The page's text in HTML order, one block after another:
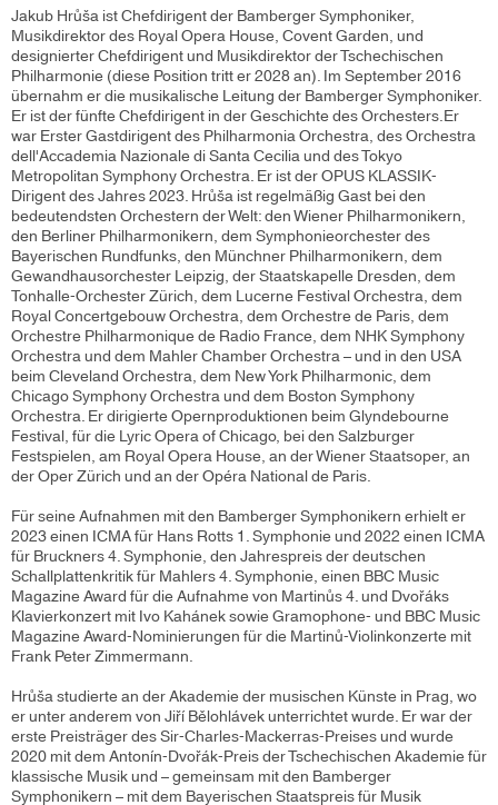
Jakub Hrůša ist Chefdirigent der Bamberger Symphoniker,
Musikdirektor des Royal Opera House, Covent Garden, und
designierter Chefdirigent und Musikdirektor der Tschechischen
Philharmonie (diese Position tritt er 2028 an). Im September 2016
übernahm er die musikalische Leitung der Bamberger Symphoniker.
Er ist der fünfte Chefdirigent in der Geschichte des Orchesters.Er
war Erster Gastdirigent des Philharmonia Orchestra, des Orchestra
dell'Accademia Nazionale di Santa Cecilia und des Tokyo
Metropolitan Symphony Orchestra. Er ist der OPUS KLASSIK-
Dirigent des Jahres 2023. Hrůša ist regelmäßig Gast bei den
bedeutendsten Orchestern der Welt: den Wiener Philharmonikern,
den Berliner Philharmonikern, dem Symphonieorchester des
Bayerischen Rundfunks, den Münchner Philharmonikern, dem
Gewandhausorchester Leipzig, der Staatskapelle Dresden, dem
Tonhalle-Orchester Zürich, dem Lucerne Festival Orchestra, dem
Royal Concertgebouw Orchestra, dem Orchestre de Paris, dem
Orchestre Philharmonique de Radio France, dem NHK Symphony
Orchestra und dem Mahler Chamber Orchestra – und in den USA
beim Cleveland Orchestra, dem New York Philharmonic, dem
Chicago Symphony Orchestra und dem Boston Symphony
Orchestra. Er dirigierte Opernproduktionen beim Glyndebourne
Festival, für die Lyric Opera of Chicago, bei den Salzburger
Festspielen, am Royal Opera House, an der Wiener Staatsoper, an
der Oper Zürich und an der Opéra National de Paris.
Für seine Aufnahmen mit den Bamberger Symphonikern erhielt er
2023 einen ICMA für Hans Rotts 1. Symphonie und 2022 einen ICMA
für Bruckners 4. Symphonie, den Jahrespreis der deutschen
Schallplattenkritik für Mahlers 4. Symphonie, einen BBC Music
Magazine Award für die Aufnahme von Martinůs 4. und Dvořáks
Klavierkonzert mit Ivo Kahánek sowie Gramophone- und BBC Music
Magazine Award-Nominierungen für die Martinů-Violinkonzerte mit
Frank Peter Zimmermann.
Hrůša studierte an der Akademie der musischen Künste in Prag, wo
er unter anderem von Jiří Bělohlávek unterrichtet wurde. Er war der
erste Preisträger des Sir-Charles-Mackerras-Preises und wurde
2020 mit dem Antonín-Dvořák-Preis der Tschechischen Akademie für
klassische Musik und – gemeinsam mit den Bamberger
Symphonikern – mit dem Bayerischen Staatspreis für Musik